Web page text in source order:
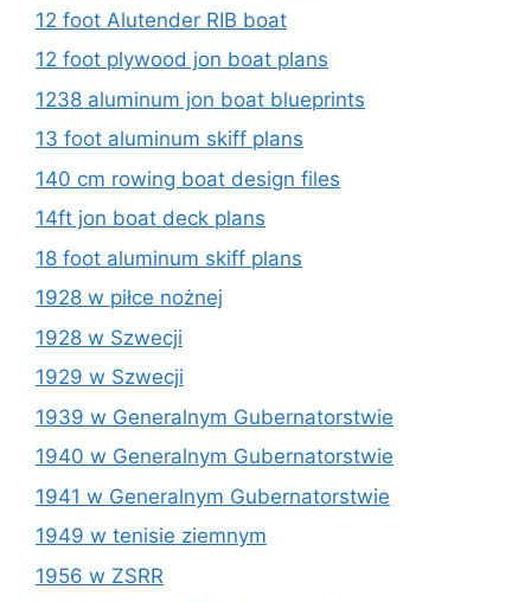
12 foot Alutender RIB boat
12 foot plywood jon boat plans
1238 aluminum jon boat blueprints
13 foot aluminum skiff plans
140 cm rowing boat design files
14ft jon boat deck plans
18 foot aluminum skiff plans
1928 w piłce nożnej
1928 w Szwecji
1929 w Szwecji
1939 w Generalnym Gubernatorstwie
1940 w Generalnym Gubernatorstwie
1941 w Generalnym Gubernatorstwie
1949 w tenisie ziemnym
1956 w ZSRR